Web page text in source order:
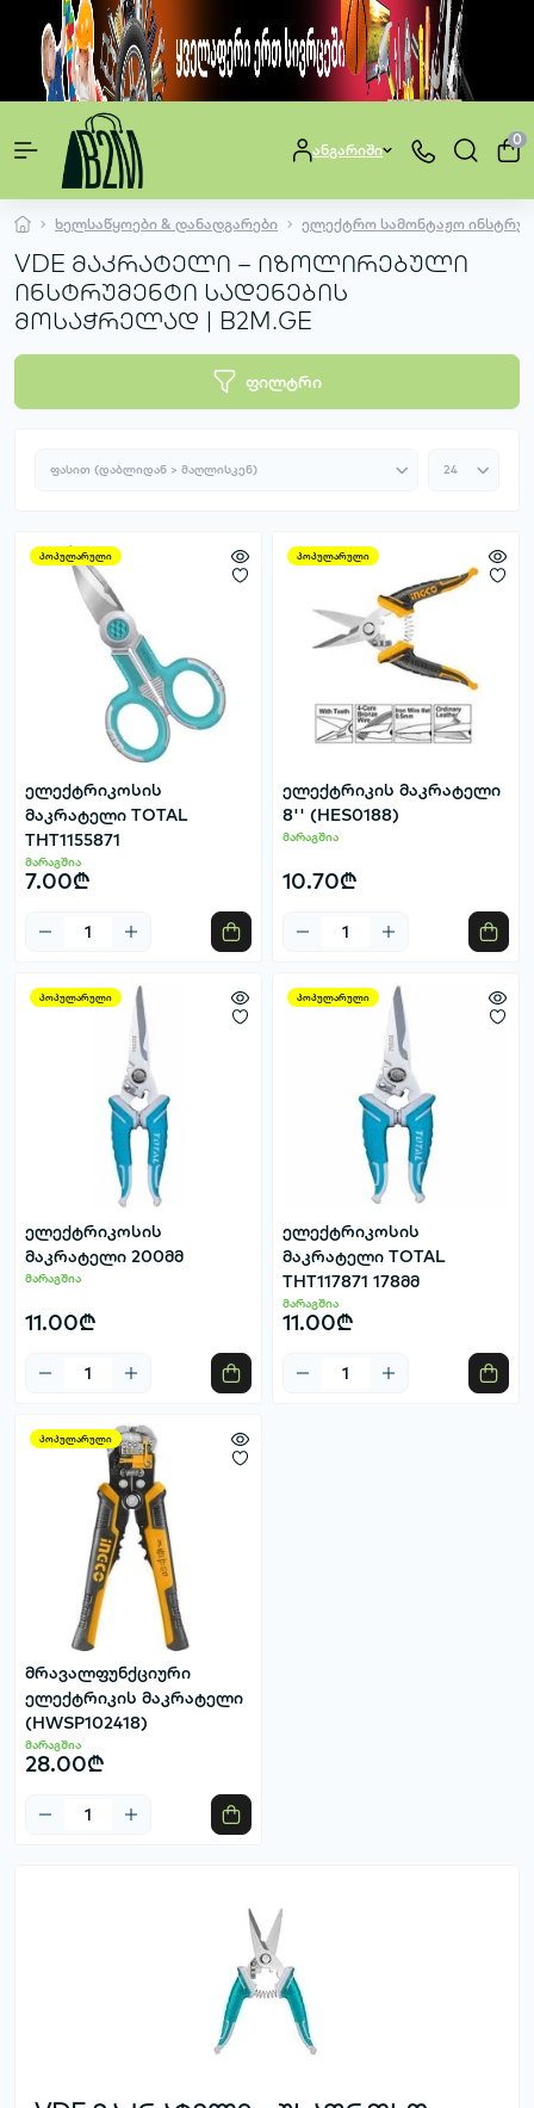
ანგარიში
0
ხელსაწყოები & დანადგარები ელექტრო სამონტაჟო
VDE მაკრატელი – იზოლირებული
ინსტრუმენტი სადენების
მოსაჭრელად | B2M.GE
ფილტრი
პოპულარული
ელექტრიკოსის
მაკრატელი TOTAL
THT1155871
მარაგშია
7.00₾
პოპულარული
ელექტრიკის მაკრატელი
8'' (HES0188)
მარაგშია
10.70₾
პოპულარული
ელექტრიკოსის
მაკრატელი 200მმ
მარაგშია
11.00₾
პოპულარული
ელექტრიკოსის
მაკრატელი TOTAL
THT117871 178მმ
მარაგშია
11.00₾
პოპულარული
მრავალფუნქციური
ელექტრიკის მაკრატელი
(HWSP102418)
მარაგშია
28.00₾